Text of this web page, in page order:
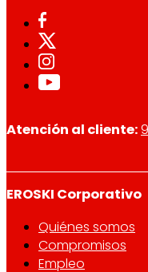
Atención al cliente:
EROSKI Corporativo
Quiénes somos
Compromisos
Empleo